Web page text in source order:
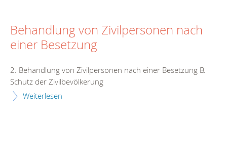
Behandlung von Zivilpersonen nach
einer Besetzung
2. Behandlung von Zivilpersonen nach einer Besetzung B.
Schutz der Zivilbevölkerung
Weiterlesen